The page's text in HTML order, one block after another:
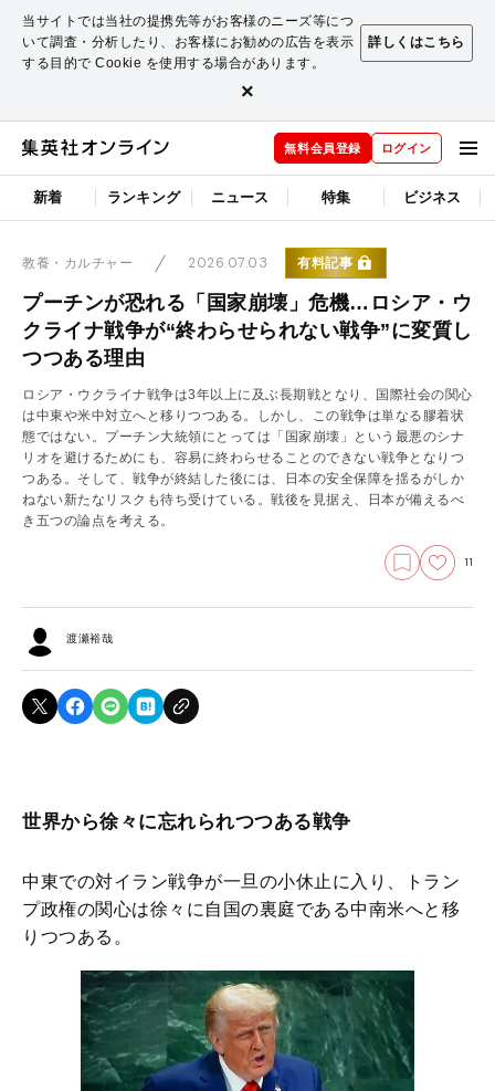
当サイトでは当社の提携先等がお客様のニーズ等につ
いて調査・分析したり、お客様にお勧めの広告を表示
する目的で Cookie を使用する場合があります。
詳しくはこちら
×
無料会員登録 ログイン
新着 ランキング ニュース 特集 ビジネス
教養・カルチャー 2026.07.03 有料記事
プーチンが恐れる「国家崩壊」危機…ロシア・ウ
クライナ戦争が“終わらせられない戦争”に変質し
つつある理由
ロシア・ウクライナ戦争は3年以上に及ぶ長期戦となり、国際社会の関心
は中東や米中対立へと移りつつある。しかし、この戦争は単なる膠着状
態ではない。プーチン大統領にとっては「国家崩壊」という最悪のシナ
リオを避けるためにも、容易に終わらせることのできない戦争となりつ
つある。そして、戦争が終結した後には、日本の安全保障を揺るがしか
ねない新たなリスクも待ち受けている。戦後を見据え、日本が備えるべ
き五つの論点を考える。
11
渡瀬裕哉
世界から徐々に忘れられつつある戦争
中東での対イラン戦争が一旦の小休止に入り、トラン
プ政権の関心は徐々に自国の裏庭である中南米へと移
りつつある。